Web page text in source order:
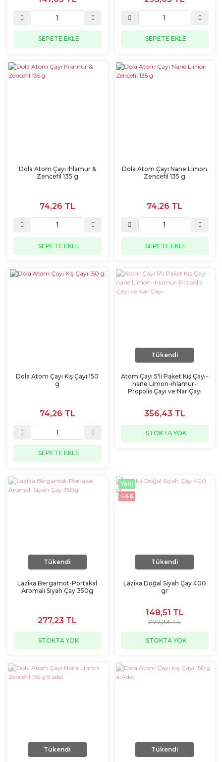
SEPETE EKLE SEPETE EKLE
Dola Atom Çayı Ihlamur &
Zencefil 135 g
74,26 TL
SEPETE EKLE
Dola Atom Çayı Nane Limon
Zencefil 135 g
74,26 TL
SEPETE EKLE
Dola Atom Çayı Kış Çayı 150
g
74,26 TL
SEPETE EKLE
Tükendi
Atom Çayı 5'li Paket Kış Çayı-
nane Limon-ıhlamur-
Propolis Çayı ve Nar Çayı
356,43 TL
STOKTA YOK
Tükendi
Lazika Bergamot-Portakal
Aromalı Siyah Çay 350g
277,23 TL
STOKTA YOK
Yeni
%46
Tükendi
Lazika Doğal Siyah Çay 400
gr
148,51 TL
277,23 TL
STOKTA YOK
Tükendi Tükendi